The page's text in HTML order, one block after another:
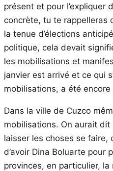
présent et pour l’expliquer
concrète, tu te rappelleras
la tenue d’élections
politique, cela devait
les mobilisations et
janvier est arrivé et ce qui
mobilisations, a été encore
Dans la ville de Cuzco
mobilisations. On aurait
laisser les choses se faire,
d’avoir Dina Boluarte pour
provinces, en particulier,